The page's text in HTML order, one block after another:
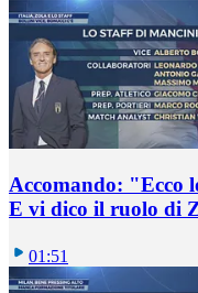
Accomando: "Ecco
E vi dico il ruolo di
01:51